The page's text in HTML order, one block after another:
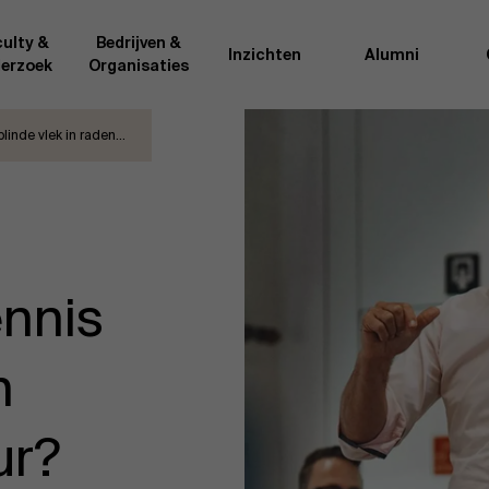
&
groep academici uit
ervaring geven zij
actuele
Als excellente
bedrijfsinnovatie
onderzoeksteam
door nieuwe
effectieve
Opening minds
een globale
Bedrijven &
Organisaties
Inzichten Alumni
vlek in raden…